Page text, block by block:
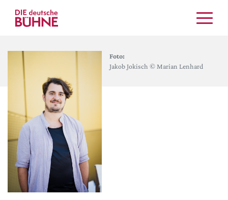
Musiktheater
Tanz
Crossover
Bühnenwelt
Festivals & Veranstaltungen
Menschen & Theater
Themen
Internationales
Foto:
Jakob Jokisch © Marian Lenhard